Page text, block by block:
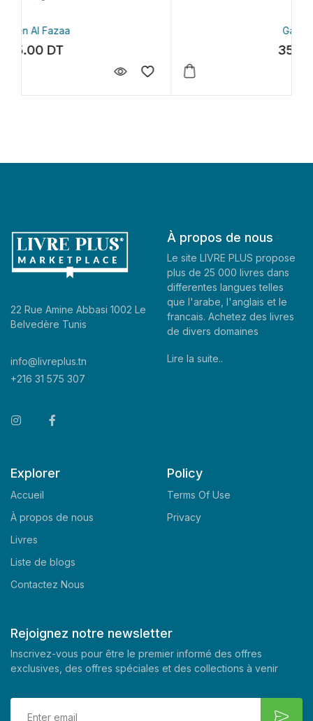
22 Rue Amine Abbasi 1002 Le
Belvedère Tunis
info@livreplus.tn
+216 31 575 307
À propos de nous
Le site LIVRE PLUS propose
plus de 25 000 livres dans
differentes langues telles
que l'arabe, l'anglais et le
francais. Achetez des livres
de divers domaines
Lire la suite..
Explorer
Accueil
À propos de nous
Livres
Liste de blogs
Contactez Nous
Policy
Terms Of Use
Privacy
Rejoignez notre newsletter
Inscrivez-vous pour être le premier informé des offres
exclusives, des offres spéciales et des collections à venir